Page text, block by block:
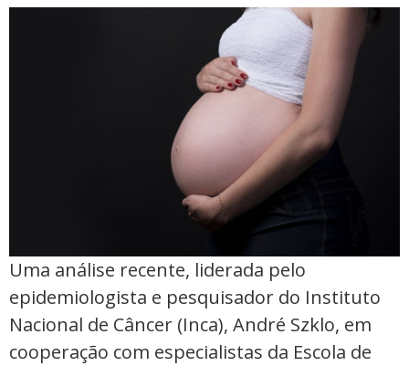
Uma análise recente, liderada pelo
epidemiologista e pesquisador do Instituto
Nacional de Câncer (Inca), André Szklo, em
cooperação com especialistas da Escola de